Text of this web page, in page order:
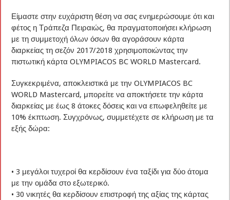
Είμαστε στην ευχάριστη θέση να σας ενημερώσουμε ότι και
φέτος η Τράπεζα Πειραιώς, θα πραγματοποιήσει κλήρωση
με τη συμμετοχή όλων όσων θα αγοράσουν κάρτα
διαρκείας τη σεζόν 2017/2018 χρησιμοποιώντας την
πιστωτική κάρτα OLYMPIACOS BC WORLD Mastercard.
Συγκεκριμένα, αποκλειστικά με την OLYMPIACOS BC
WORLD Mastercard, μπορείτε να αποκτήσετε την κάρτα
διαρκείας με έως 8 άτοκες δόσεις και να επωφεληθείτε με
10% έκπτωση. Συγχρόνως, συμμετέχετε σε κλήρωση με τα
εξής δώρα:
• 3 μεγάλοι τυχεροί θα κερδίσουν ένα ταξίδι για δύο άτομα
με την ομάδα στο εξωτερικό.
• 30 νικητές θα κερδίσουν επιστροφή της αξίας της κάρτας